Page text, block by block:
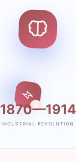
1960—2020
INDUSTRIAL REVOLUTION